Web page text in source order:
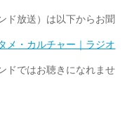
ド放送）は以下からお聞
メ・カルチャー｜ラジオ
ドではお聴きになれませ